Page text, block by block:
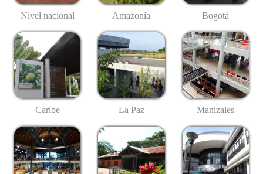
Nivel nacional Amazonía Bogotá
Caribe La Paz Manizales